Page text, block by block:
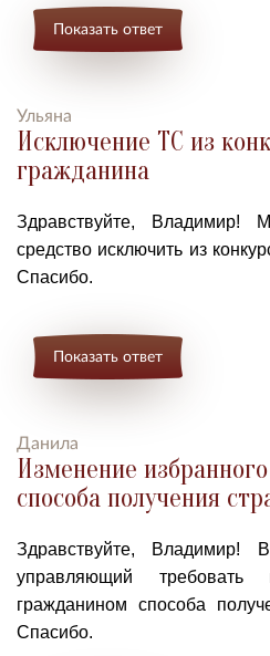
Показать ответ
Ульяна
Исключение ТС из
гражданина
Здравствуйте, Владимир!
средство исключить из
Спасибо.
Показать ответ
Данила
Изменение
способа получения
Здравствуйте, Владимир!
управляющий требовать
гражданином способа
Спасибо.